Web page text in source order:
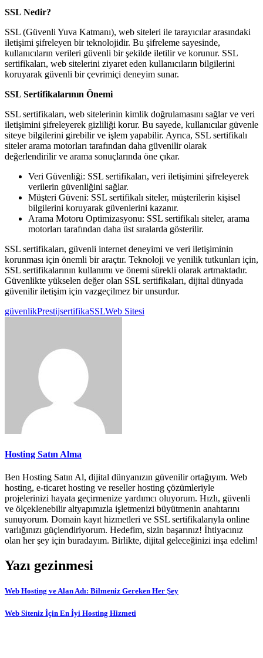
SSL Nedir?
SSL (Güvenli Yuva Katmanı), web siteleri ile tarayıcılar arasındaki
iletişimi şifreleyen bir teknolojidir. Bu şifreleme sayesinde,
kullanıcıların verileri güvenli bir şekilde iletilir ve korunur. SSL
sertifikaları, web sitelerini ziyaret eden kullanıcıların bilgilerini
koruyarak güvenli bir çevrimiçi deneyim sunar.
SSL Sertifikalarının Önemi
SSL sertifikaları, web sitelerinin kimlik doğrulamasını sağlar ve veri
iletişimini şifreleyerek gizliliği korur. Bu sayede, kullanıcılar güvenle
siteye bilgilerini girebilir ve işlem yapabilir. Ayrıca, SSL sertifikalı
siteler arama motorları tarafından daha güvenilir olarak
değerlendirilir ve arama sonuçlarında öne çıkar.
Veri Güvenliği: SSL sertifikaları, veri iletişimini şifreleyerek
verilerin güvenliğini sağlar.
Müşteri Güveni: SSL sertifikalı siteler, müşterilerin kişisel
bilgilerini koruyarak güvenlerini kazanır.
Arama Motoru Optimizasyonu: SSL sertifikalı siteler, arama
motorları tarafından daha üst sıralarda gösterilir.
SSL sertifikaları, güvenli internet deneyimi ve veri iletişiminin
korunması için önemli bir araçtır. Teknoloji ve yenilik tutkunları için,
SSL sertifikalarının kullanımı ve önemi sürekli olarak artmaktadır.
Güvenlikte yükselen değer olan SSL sertifikaları, dijital dünyada
güvenilir iletişim için vazgeçilmez bir unsurdur.
güvenlikPrestijsertifikaSSLWeb Sitesi
Hosting Satın Alma
Ben Hosting Satın Al, dijital dünyanızın güvenilir ortağıyım. Web
hosting, e-ticaret hosting ve reseller hosting çözümleriyle
projelerinizi hayata geçirmenize yardımcı oluyorum. Hızlı, güvenli
ve ölçeklenebilir altyapımızla işletmenizi büyütmenin anahtarını
sunuyorum. Domain kayıt hizmetleri ve SSL sertifikalarıyla online
varlığınızı güçlendiriyorum. Hedefim, sizin başarınız! İhtiyacınız
olan her şey için buradayım. Birlikte, dijital geleceğinizi inşa edelim!
Yazı gezinmesi
Web Hosting ve Alan Adı: Bilmeniz Gereken Her Şey
Web Siteniz İçin En İyi Hosting Hizmeti